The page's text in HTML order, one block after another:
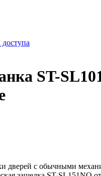
ST-
дверей с обычными